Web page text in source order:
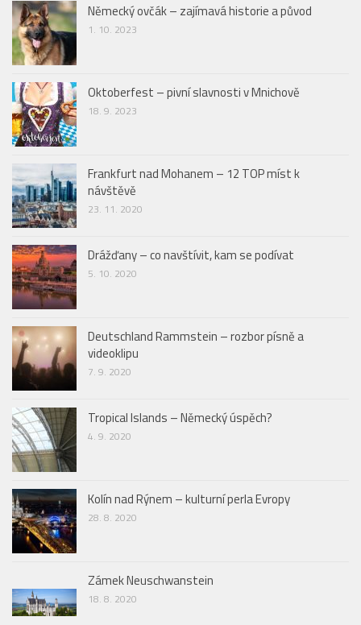
Německý ovčák – zajímavá historie a původ
1. 10. 2023
Oktoberfest – pivní slavnosti v Mnichově
18. 9. 2023
Frankfurt nad Mohanem – 12 TOP míst k
návštěvě
23. 11. 2020
Drážďany – co navštívit, kam se podívat
5. 10. 2020
Deutschland Rammstein – rozbor písně a
videoklipu
7. 9. 2020
Tropical Islands – Německý úspěch?
4. 9. 2020
Kolín nad Rýnem – kulturní perla Evropy
28. 8. 2020
Zámek Neuschwanstein
18. 8. 2020